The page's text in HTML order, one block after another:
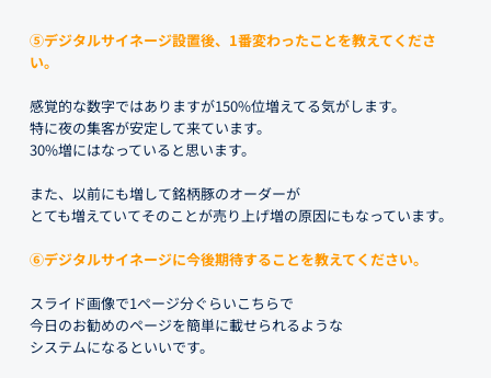
⑤デジタルサイネージ設置後、1番変わったことを教えてくださ
い。
感覚的な数字ではありますが150%位増えてる気がします。
特に夜の集客が安定して来ています。
30%増にはなっていると思います。
また、以前にも増して銘柄豚のオーダーが
とても増えていてそのことが売り上げ増の原因にもなっています。
⑥デジタルサイネージに今後期待することを教えてください。
スライド画像で1ページ分ぐらいこちらで
今日のお勧めのページを簡単に載せられるような
システムになるといいです。